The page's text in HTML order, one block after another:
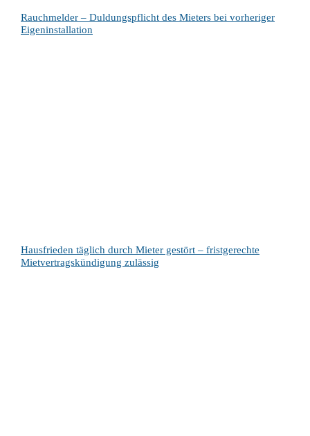
Rauchmelder – Duldungspflicht des Mieters bei vorheriger
Eigeninstallation
Hausfrieden täglich durch Mieter gestört – fristgerechte
Mietvertragskündigung zulässig